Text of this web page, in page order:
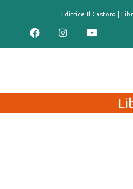
Editrice Il Castoro |